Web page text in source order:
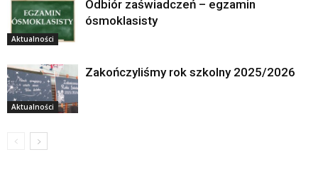
Aktualności
Odbiór zaświadczeń – egzamin
ósmoklasisty
Aktualności
Zakończyliśmy rok szkolny 2025/2026